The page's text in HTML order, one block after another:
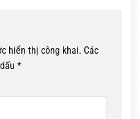
hiển thị công khai. Các
*